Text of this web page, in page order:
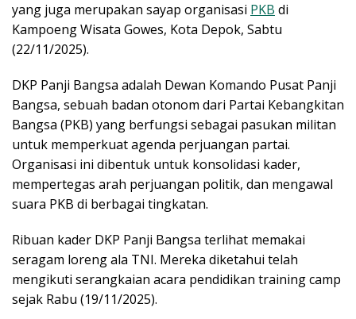
yang juga merupakan sayap organisasi PKB di
Kampoeng Wisata Gowes, Kota Depok, Sabtu
(22/11/2025).
DKP Panji Bangsa adalah Dewan Komando Pusat Panji
Bangsa, sebuah badan otonom dari Partai Kebangkitan
Bangsa (PKB) yang berfungsi sebagai pasukan militan
untuk memperkuat agenda perjuangan partai.
Organisasi ini dibentuk untuk konsolidasi kader,
mempertegas arah perjuangan politik, dan mengawal
suara PKB di berbagai tingkatan.
Ribuan kader DKP Panji Bangsa terlihat memakai
seragam loreng ala TNI. Mereka diketahui telah
mengikuti serangkaian acara pendidikan training camp
sejak Rabu (19/11/2025).